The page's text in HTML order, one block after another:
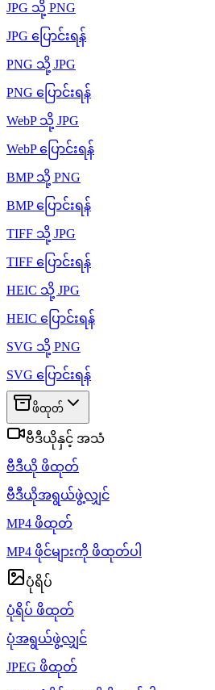
JPG သို့ PNG
JPG ပြောင်းရန်
PNG သို့ JPG
PNG ပြောင်းရန်
WebP သို့ JPG
WebP ပြောင်းရန်
BMP သို့ PNG
BMP ပြောင်းရန်
TIFF သို့ JPG
TIFF ပြောင်းရန်
HEIC သို့ JPG
HEIC ပြောင်းရန်
SVG သို့ PNG
SVG ပြောင်းရန်
ဖိထုတ်
ဗီဒီယိုနှင့် အသံ
ဗီဒီယို ဖိထုတ်
ဗီဒီယိုအရွယ်ဖွဲ့လျှင်
MP4 ဖိထုတ်
MP4 ဖိုင်များကို ဖိထုတ်ပါ
ပုံရိပ်
ပုံရိပ် ဖိထုတ်
ပုံအရွယ်ဖွဲ့လျှင်
JPEG ဖိထုတ်